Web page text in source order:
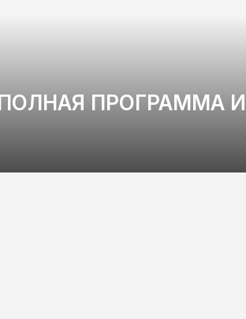
ПОЛНАЯ ПРОГРАММА